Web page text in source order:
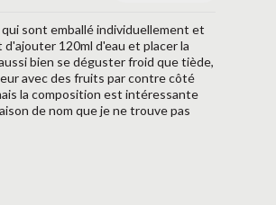
sont emballé individuellement et
120ml d'eau et placer la
bien se déguster froid que tiède,
avec des fruits par contre côté
la composition est intéressante
de nom que je ne trouve pas